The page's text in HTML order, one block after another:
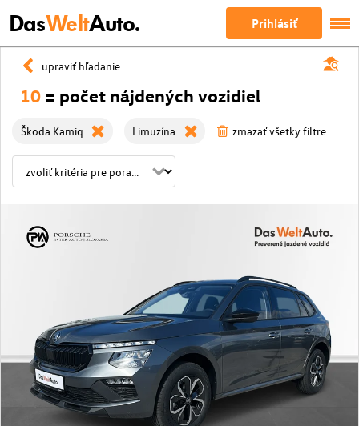
DasWeltAuto. Prihlásiť
upraviť hľadanie
10 = počet nájdených vozidiel
Škoda Kamiq Limuzína zmazať všetky filtre